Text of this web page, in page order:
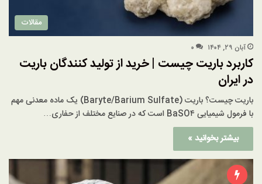
مقالات
آبان ۲۹, ۱۴۰۴ ۰
کاربرد باریت چیست | خرید از تولید کنندگان باریت
در ایران
باریت چیست؟ باریت (Baryte/Barium Sulfate) یک ماده معدنی مهم
با فرمول شیمیایی BaSO۴ است که در صنایع مختلف از حفاری…
بیشتر بخوانید »